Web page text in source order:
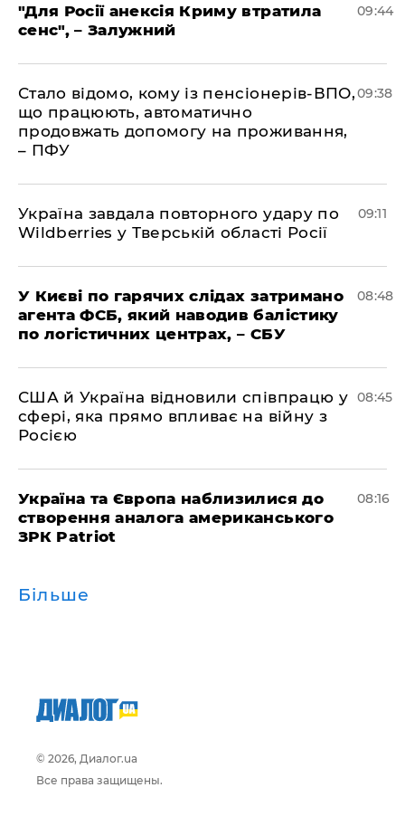
"Для Росії анексія Криму втратила
сенс", – Залужний
09:44
Стало відомо, кому із пенсіонерів-ВПО,
що працюють, автоматично
продовжать допомогу на проживання,
– ПФУ
09:38
Україна завдала повторного удару по
Wildberries у Тверській області Росії
09:11
У Києві по гарячих слідах затримано
агента ФСБ, який наводив балістику
по логістичних центрах, – СБУ
08:48
США й Україна відновили співпрацю у
сфері, яка прямо впливає на війну з
Росією
08:45
Україна та Європа наблизилися до
створення аналога американського
ЗРК Patriot
08:16
Більше
© 2026, Диалог.ua
Все права защищены.